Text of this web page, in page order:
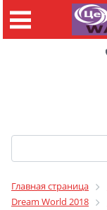
Главная страница
Dream World 2018